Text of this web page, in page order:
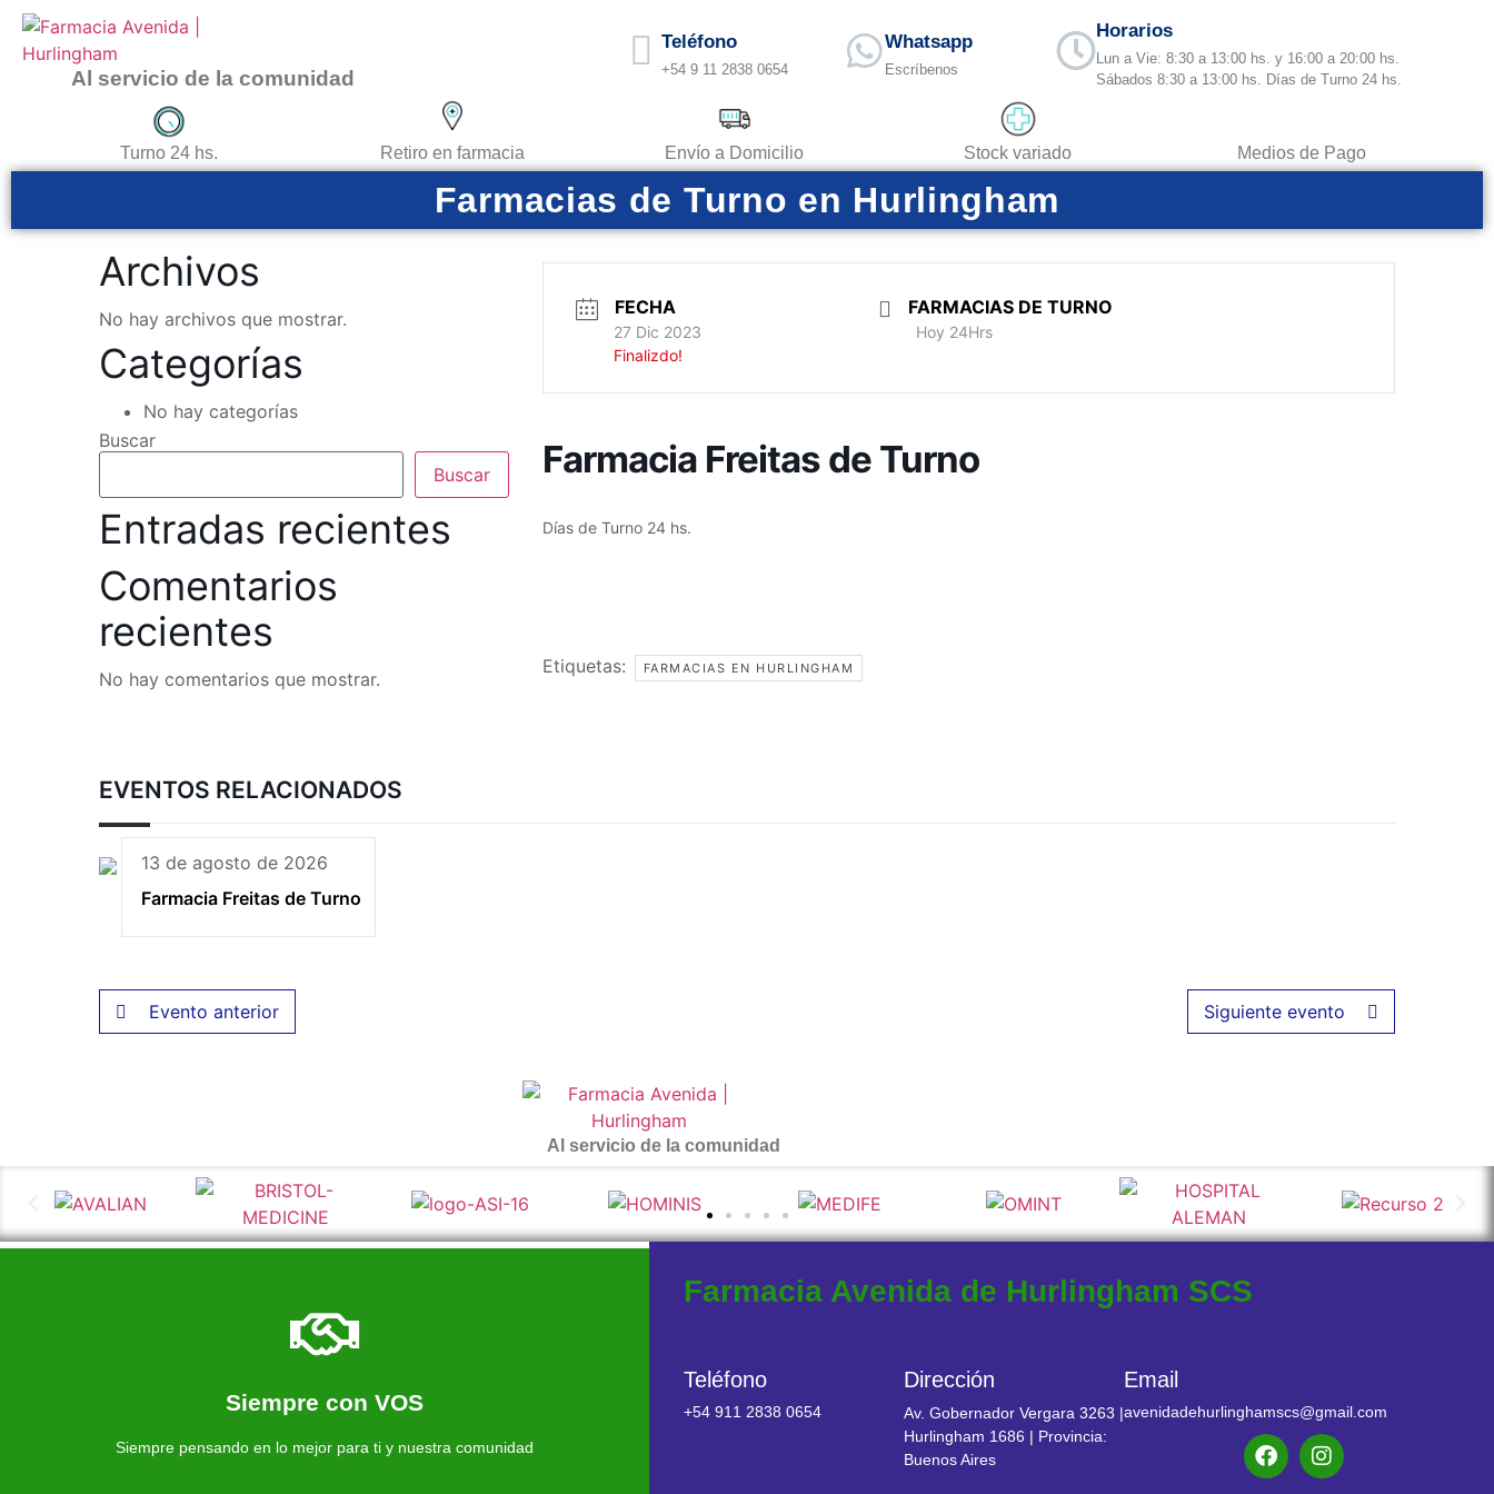
Al servicio de la comunidad
Teléfono
+54 9 11 2838 0654
Whatsapp
Escríbenos
Horarios
Lun a Vie: 8:30 a 13:00 hs. y 16:00 a 20:00 hs.
Sábados 8:30 a 13:00 hs. Días de Turno 24 hs.
Turno 24 hs. Retiro en farmacia Envío a Domicilio Stock variado Medios de Pago
Farmacias de Turno en Hurlingham
Archivos
No hay archivos que mostrar.
Categorías
No hay categorías
Buscar
Buscar
Entradas recientes
Comentarios
recientes
No hay comentarios que mostrar.
FECHA
27 Dic 2023
Finalizdo!
FARMACIAS DE TURNO
Hoy 24Hrs
Farmacia Freitas de Turno
Días de Turno 24 hs.
Etiquetas: FARMACIAS EN HURLINGHAM
EVENTOS RELACIONADOS
13 de agosto de 2026
Farmacia Freitas de Turno
Evento anterior Siguiente evento
Al servicio de la comunidad
Siempre con VOS
Siempre pensando en lo mejor para ti y nuestra comunidad
Farmacia Avenida
Somos una farmacia al servicio de nuestra comunidad
Más información de nuestra farmacia
Farmacia Avenida de Hurlingham SCS
Teléfono
+54 911 2838 0654​
Dirección
Av. Gobernador Vergara 3263 |
Hurlingham 1686 | Provincia:
Buenos Aires
Email
avenidadehurlinghamscs@gmail.com